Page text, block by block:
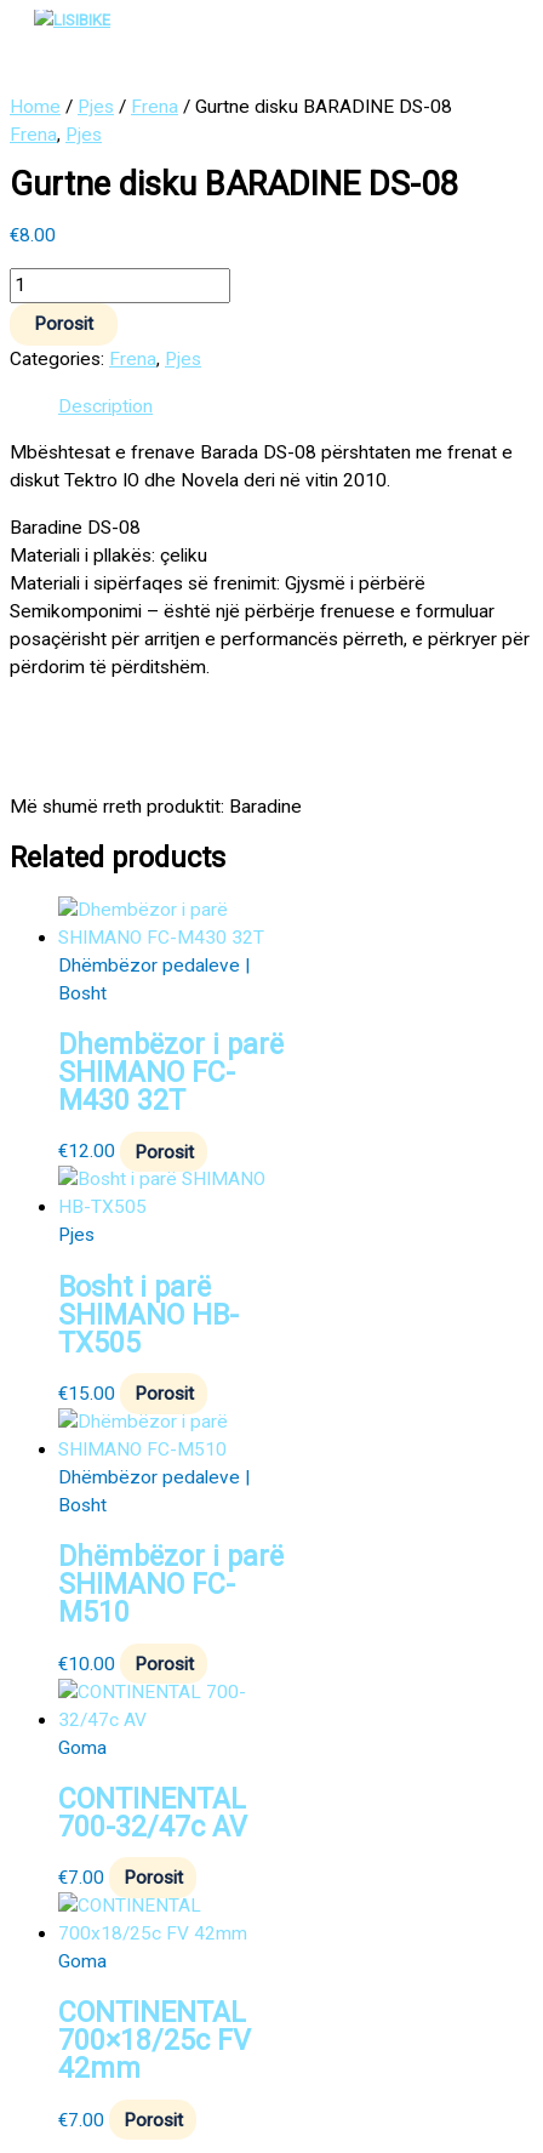
Skip
Menu
Home / Pjes / Frena / Gurtne disku BARADINE DS-08
Frena, Pjes
Gurtne disku BARADINE DS-08
€8.00
Gurtne
DS-
08
Porosit
Categories: Frena, Pjes
Description
Mbështesat e frenave Barada DS-08 përshtaten me frenat e
diskut Tektro IO dhe Novela deri në vitin 2010.
Baradine DS-08
Materiali i pllakës: çeliku
Materiali i sipërfaqes së frenimit: Gjysmë i përbërë
Semikomponimi – është një përbërje frenuese e formuluar
posaçërisht për arritjen e performancës përreth, e përkryer për
përdorim të përditshëm.
Më shumë rreth produktit: Baradine
Related products
Dhëmbëzor pedaleve |
Bosht
Dhembëzor i parë
SHIMANO FC-
M430 32T
€12.00 Porosit
Pjes
Bosht i parë
SHIMANO HB-
TX505
€15.00 Porosit
Dhëmbëzor pedaleve |
Bosht
Dhëmbëzor i parë
SHIMANO FC-
M510
€10.00 Porosit
Goma
CONTINENTAL
700-32/47c AV
€7.00 Porosit
Goma
CONTINENTAL
700×18/25c FV
42mm
€7.00 Porosit